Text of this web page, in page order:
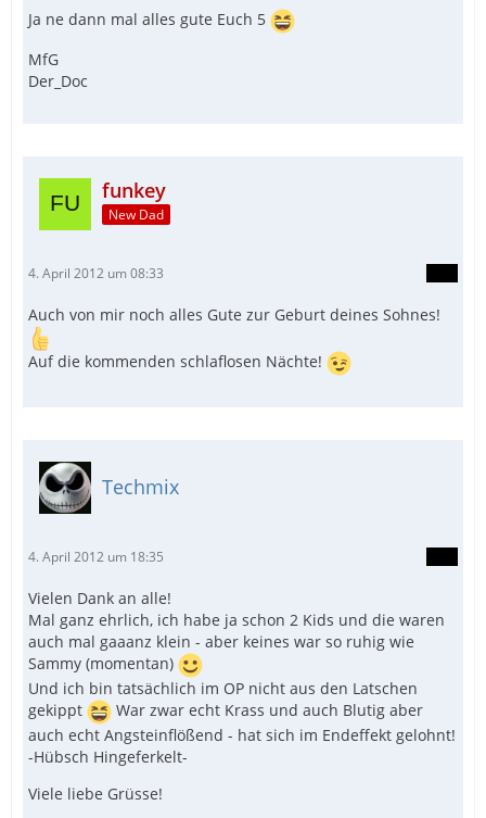
Ja ne dann mal alles gute Euch 5
MfG
Der_Doc
funkey
New Dad
4. April 2012 um 08:33
Auch von mir noch alles Gute zur Geburt deines Sohnes!
Auf die kommenden schlaflosen Nächte!
Techmix
4. April 2012 um 18:35
Vielen Dank an alle!
Mal ganz ehrlich, ich habe ja schon 2 Kids und die waren
auch mal gaaanz klein - aber keines war so ruhig wie
Sammy (momentan)
Und ich bin tatsächlich im OP nicht aus den Latschen
gekippt
War zwar echt Krass und auch Blutig aber
auch echt Angsteinflößend - hat sich im Endeffekt gelohnt!
-Hübsch Hingeferkelt-
Viele liebe Grüsse!